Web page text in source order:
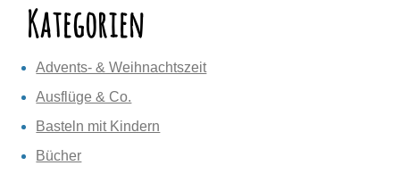
Kategorien
Advents- & Weihnachtszeit
Ausflüge & Co.
Basteln mit Kindern
Bücher